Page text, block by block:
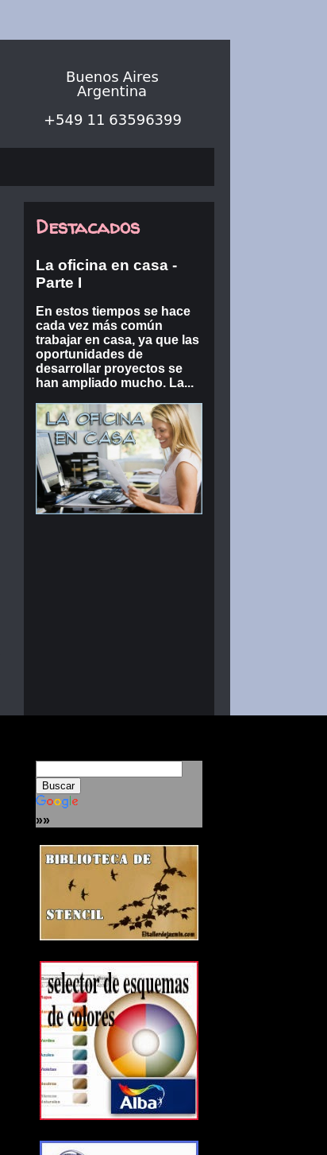
Destacados
La oficina en casa -
Parte I
En estos tiempos se hace
cada vez más común
trabajar en casa, ya que las
oportunidades de
desarrollar proyectos se
han ampliado mucho. La...
»»